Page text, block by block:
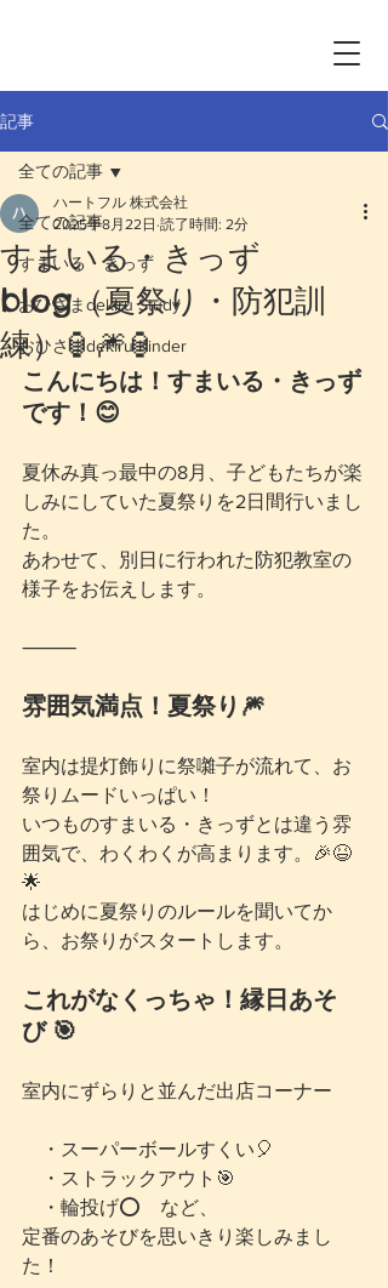
記事
全ての記事
すまいる・きっず
おひさまdekiru Study
おひさまdekiru Kinder
全ての記事
すまいる・きっず
blog（夏祭り・防犯訓
練）🏮🎆🏮
ハートフル 株式会社
2025年8月22日 読了時間: 2分
こんにちは！すまいる・きっず
です！😊
夏休み真っ最中の8月、子どもたちが楽
しみにしていた夏祭りを2日間行いまし
た。
あわせて、別日に行われた防犯教室の
様子をお伝えします。
⸻
雰囲気満点！夏祭り🎆
室内は提灯飾りに祭囃子が流れて、お
祭りムードいっぱい！
いつものすまいる・きっずとは違う雰
囲気で、わくわくが高まります。🎉😆
🌟
はじめに夏祭りのルールを聞いてか
ら、お祭りがスタートします。
これがなくっちゃ！縁日あそ
び 🎯
室内にずらりと並んだ出店コーナー
・スーパーボールすくい🎈
・ストラックアウト🎯
・輪投げ⭕　など、
定番のあそびを思いきり楽しみまし
た！